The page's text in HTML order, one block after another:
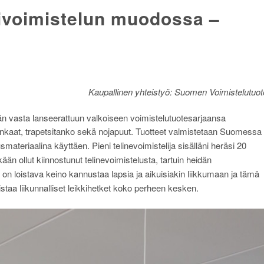
muodossa –
Kaupallinen yhteistyö: Suomen
vasta lanseerattuun valkoiseen voimistelutuotesarjaansa
trapetsitanko sekä nojapuut. Tuotteet valmistetaan Suomessa
käyttäen. Pieni telinevoimistelija sisälläni heräsi 20
ollut kiinnostunut telinevoimistelusta, tartuin heidän
loistava keino kannustaa lapsia ja aikuisiakin liikkumaan ja tämä
liikunnalliset leikkihetket koko perheen kesken.